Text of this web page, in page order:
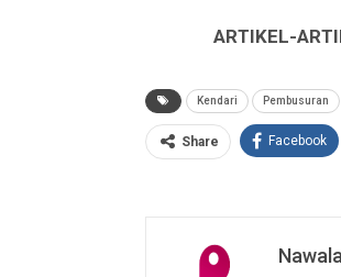
ARTIKEL-
Kendari Pembusuran
Share Facebook